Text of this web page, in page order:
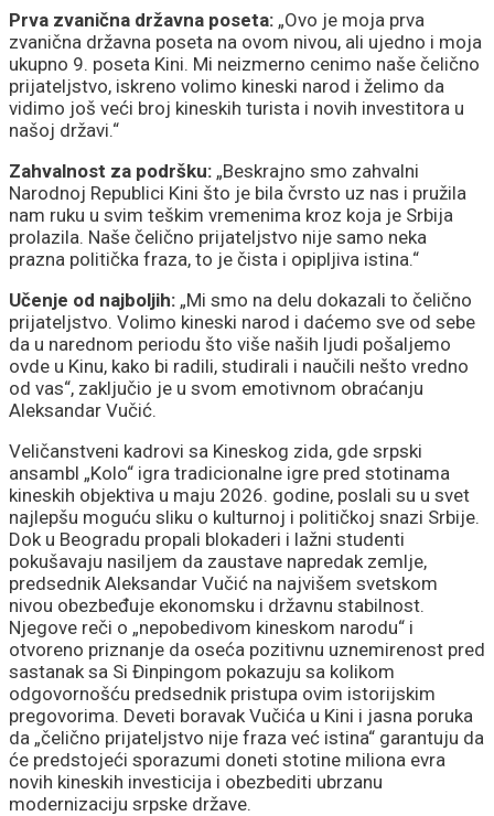
Prva zvanična državna poseta: „Ovo je moja prva
zvanična državna poseta na ovom nivou, ali ujedno i moja
ukupno 9. poseta Kini. Mi neizmerno cenimo naše čelično
prijateljstvo, iskreno volimo kineski narod i želimo da
vidimo još veći broj kineskih turista i novih investitora u
našoj državi.“
Zahvalnost za podršku: „Beskrajno smo zahvalni
Narodnoj Republici Kini što je bila čvrsto uz nas i pružila
nam ruku u svim teškim vremenima kroz koja je Srbija
prolazila. Naše čelično prijateljstvo nije samo neka
prazna politička fraza, to je čista i opipljiva istina.“
Učenje od najboljih: „Mi smo na delu dokazali to čelično
prijateljstvo. Volimo kineski narod i daćemo sve od sebe
da u narednom periodu što više naših ljudi pošaljemo
ovde u Kinu, kako bi radili, studirali i naučili nešto vredno
od vas“, zaključio je u svom emotivnom obraćanju
Aleksandar Vučić.
Veličanstveni kadrovi sa Kineskog zida, gde srpski
ansambl „Kolo“ igra tradicionalne igre pred stotinama
kineskih objektiva u maju 2026. godine, poslali su u svet
najlepšu moguću sliku o kulturnoj i političkoj snazi Srbije.
Dok u Beogradu propali blokaderi i lažni studenti
pokušavaju nasiljem da zaustave napredak zemlje,
predsednik Aleksandar Vučić na najvišem svetskom
nivou obezbeđuje ekonomsku i državnu stabilnost.
Njegove reči o „nepobedivom kineskom narodu“ i
otvoreno priznanje da oseća pozitivnu uznemirenost pred
sastanak sa Si Đinpingom pokazuju sa kolikom
odgovornošću predsednik pristupa ovim istorijskim
pregovorima. Deveti boravak Vučića u Kini i jasna poruka
da „čelično prijateljstvo nije fraza već istina“ garantuju da
će predstojeći sporazumi doneti stotine miliona evra
novih kineskih investicija i obezbediti ubrzanu
modernizaciju srpske države.